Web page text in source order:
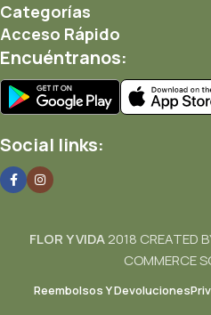
Ricardo Mejía
★★★★★
"La mejor floristería de la
Calidad y precio justo.
"Diseños muy modernos
Siempre que necesito
Categorías
Acceso Rápido
Encuéntranos:
Social links:
FLOR Y VIDA2018 CREATED
COMMERCE
Reembolsos Y Devoluciones